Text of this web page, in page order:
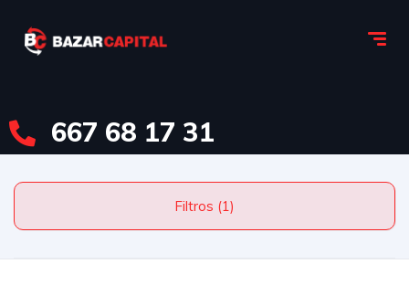
667 68 17 31
Filtros (1)